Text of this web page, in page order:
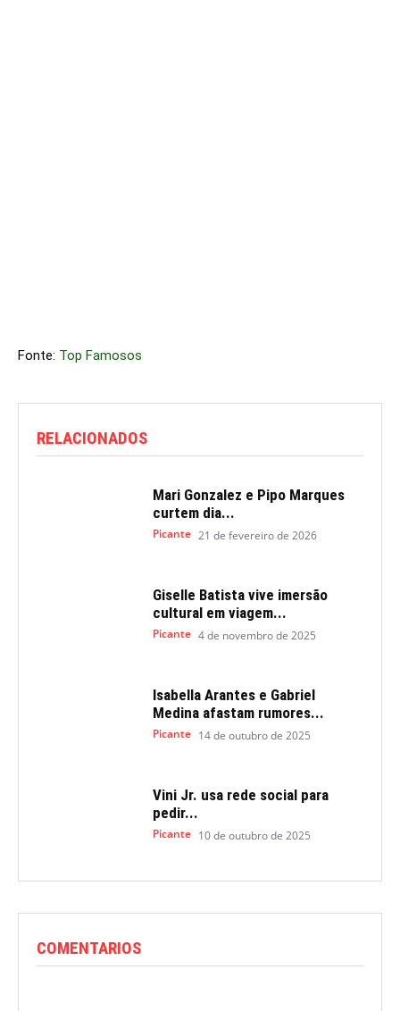
Fonte: Top Famosos
RELACIONADOS
Mari Gonzalez e Pipo Marques
curtem dia...
Picante 21 de fevereiro de 2026
Giselle Batista vive imersão
cultural em viagem...
Picante 4 de novembro de 2025
Isabella Arantes e Gabriel
Medina afastam rumores...
Picante 14 de outubro de 2025
Vini Jr. usa rede social para
pedir...
Picante 10 de outubro de 2025
COMENTARIOS